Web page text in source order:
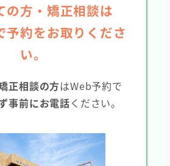
の方・矯正相談は
予約をお取りくださ
い。
正相談の方はWeb予約で
事前にお電話ください。